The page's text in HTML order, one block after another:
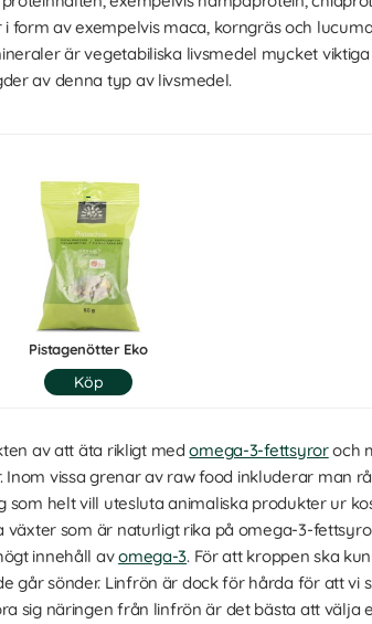
form av exempelvis maca, korngräs och
är vegetabiliska livsmedel mycket
av denna typ av livsmedel.
Pistagenötter Eko
av att äta rikligt medomega-3-fettsyroroch
vissa grenar av raw food inkluderar man
som helt vill utesluta animaliska produkter ur
växter som är naturligt rika på omega-3-
innehåll avomega-3. För att kroppen ska
går sönder. Linfrön är dock för hårda för att vi
sig näringen från linfrön är det bästa att